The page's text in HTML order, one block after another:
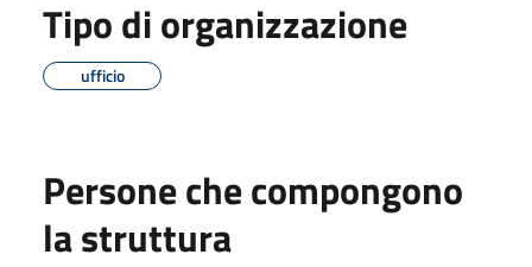
Tipo di organizzazione
ufficio
Persone che compongono
la struttura